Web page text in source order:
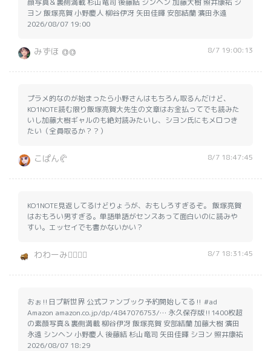
顔写真＆裏側満載 杉山竜司 後藤結 シンヘン 加藤大樹 照井康祐 シ
ヨン 飯塚亮賀 小野慶人 柳谷伊冴 矢田佳暉 安部結蘭 濱田永遠
2026/08/07 19:00
みずほ @@ 8/7 19:00:13
プラメ的なのが始まったら小野さんはもちろん取るんだけど、
KO1NOTE読む限り飯塚亮賀大先生の文章はお金払ってでも読みた
いし加藤大樹ギャルのも絶対読みたいし、シヨン氏にもメロつき
たい（全員取るか？？）
こぱん🥐 8/7 18:47:45
KO1NOTE見返してるけどりょうが、おもしろすぎるぞ。 飯塚亮賀
はおもろい男すぎる。単語単語がセンスあって面白いのに読みや
すい。エッセイでも書かないかい？
わわーみ🏃‍♂️🏃‍♂️ 8/7 18:31:45
おぉ‼️日プ新世界 公式ファンブック予約開始してる‼️ #ad
Amazon amazon.co.jp/dp/4847076753/… 永久保存版‼️1400枚超
の素顔写真＆裏側満載 柳谷伊冴 飯塚亮賀 安部結蘭 加藤大樹 濱田
永遠 シンヘン 小野慶人 後藤結 杉山竜司 矢田佳暉 シヨン 照井康祐
2026/08/07 18:29